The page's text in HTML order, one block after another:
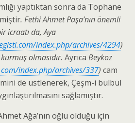
yaptıktan sonra da Tophane
. Fethi Ahmet Paşa’nın önemli
icraatı da, Aya
index.php/archives/4294)
olmasıdır. Ayrıca Beykoz
index.php/archives/337) cam
de üstlenerek, Çeşm-i bülbül
sağlamıştır.
Ağa’nın oğlu olduğu için